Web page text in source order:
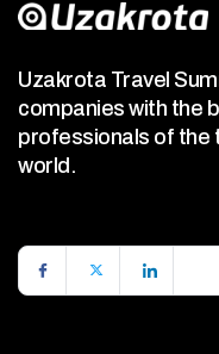
Uzakrota Travel
companies with the
professionals of the
world.